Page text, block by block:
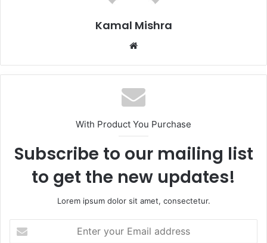
Kamal Mishra
Website
With Product You Purchase
Subscribe to our mailing list
to get the new updates!
Lorem ipsum dolor sit amet, consectetur.
your